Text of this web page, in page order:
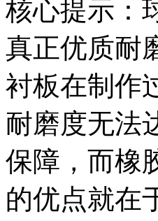
核心提示：
真正优质耐
衬板在制作
耐磨度无法
保障，而橡
的优点就在